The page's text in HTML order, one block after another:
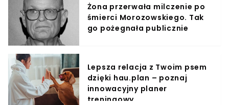
Żona przerwała milczenie po
śmierci Morozowskiego. Tak
go pożegnała publicznie
Lepsza relacja z Twoim psem
dzięki hau.plan – poznaj
innowacyjny planer
treningowy